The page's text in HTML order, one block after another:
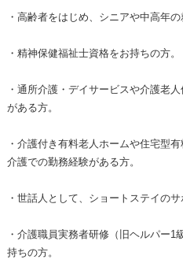
・高齢者をはじめ、シニアや中高年
・精神保健福祉士資格をお持ちの方。
・通所介護・デイサービスや介護老
がある方。
・介護付き有料老人ホームや住宅型
介護での勤務経験がある方。
・世話人として、ショートステイの
・介護職員実務者研修（旧ヘルパー
持ちの方。